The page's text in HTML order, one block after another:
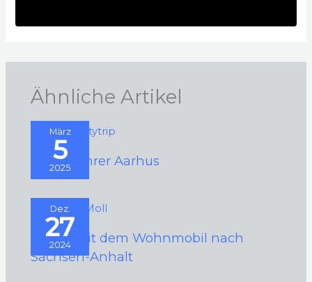
Ähnliche Artikel
März
5
2025
Städteführer Aarhus
Dez.
27
2024
2024 – Mit dem Wohnmobil nach
Sachsen-Anhalt